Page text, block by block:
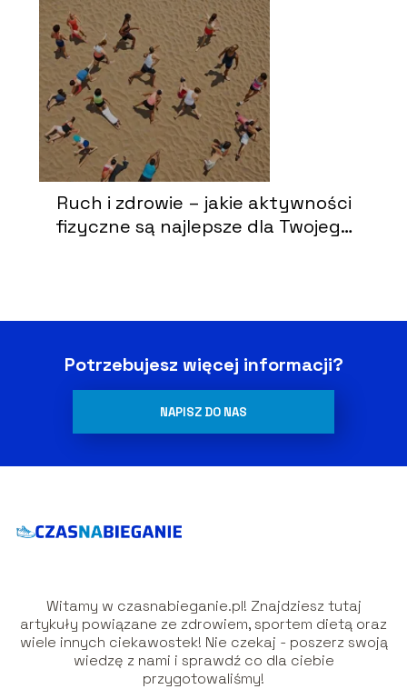
Ruch i zdrowie – jakie aktywności
fizyczne są najlepsze dla Twojego
Potrzebujesz więcej informacji?
NAPISZ DO NAS
Witamy w czasnabieganie.pl! Znajdziesz tutaj
artykuły powiązane ze zdrowiem, sportem dietą oraz
wiele innych ciekawostek! Nie czekaj - poszerz swoją
wiedzę z nami i sprawdź co dla ciebie
przygotowaliśmy!